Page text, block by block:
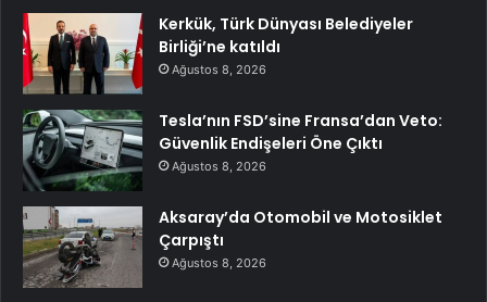
Kerkük, Türk Dünyası Belediyeler
Birliği’ne katıldı
Ağustos 8, 2026
Tesla’nın FSD’sine Fransa’dan Veto:
Güvenlik Endişeleri Öne Çıktı
Ağustos 8, 2026
Aksaray’da Otomobil ve Motosiklet
Çarpıştı
Ağustos 8, 2026